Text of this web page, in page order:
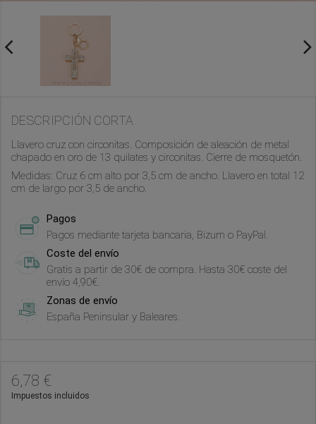
DESCRIPCIÓN CORTA
Llavero cruz con circonitas. Composición de aleación de metal
chapado en oro de 13 quilates y circonitas. Cierre de mosquetón.
Medidas: Cruz 6 cm alto por 3,5 cm de ancho. Llavero en total 12
cm de largo por 3,5 de ancho.
Pagos
Pagos mediante tarjeta bancaria, Bizum o PayPal.
Coste del envío
Gratis a partir de 30€ de compra. Hasta 30€ coste del
envío 4,90€.
Zonas de envío
España Peninsular y Baleares.
6,78 €
Impuestos incluidos